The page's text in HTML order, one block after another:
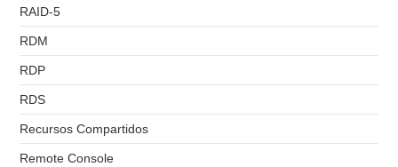
RAID-5
RDM
RDP
RDS
Recursos Compartidos
Remote Console